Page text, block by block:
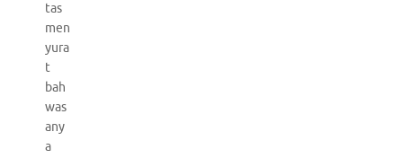
tas
men
yura
t
bah
was
any
a